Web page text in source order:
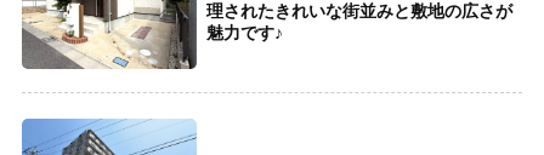
理されたきれいな街並みと敷地の広さが
魅力です♪